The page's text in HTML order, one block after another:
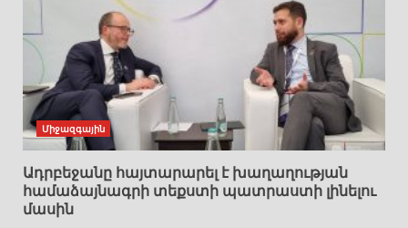
Միջազգային
Ադրբեջանը հայտարարել է խաղաղության
համաձայնագրի տեքստի պատրաստի լինելու
մասին